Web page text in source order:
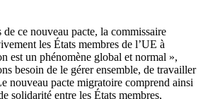
de ce nouveau pacte, la commissaire
les États membres de l’UE à
est un phénomène global et normal »,
besoin de le gérer ensemble, de travailler
nouveau pacte migratoire comprend ainsi
solidarité entre les États membres,